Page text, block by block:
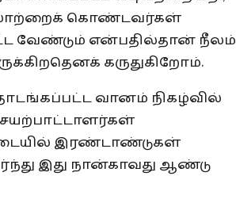
கொண்டவர்கள்
வேண்டும் என்பதில்தான் நீலம்
கருதுகிறோம்.
வானம் நிகழ்வில்
இரண்டாண்டுகள்
இது நான்காவது ஆண்டு